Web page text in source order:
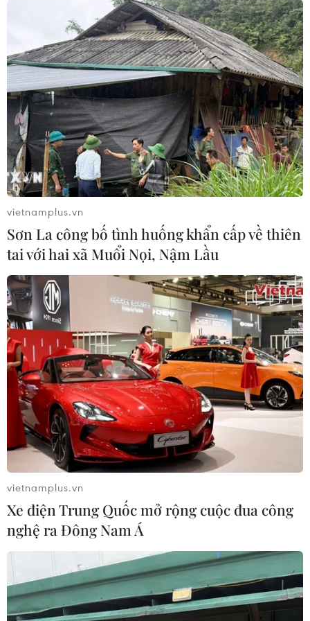
Đức ủng hộ gia hạn phong tỏa
07/02/2021 12:13
Một khảo sát của Viện nghiên cứu dư luận YouGoV thực
hiện cho thấy 37% người dân Đức ủng hộ việc gia hạn
các biện pháp hạn chế sau ngày 14/2, thậm chí 13%
ủng hộ việc thắt chặt hơn nữa.
Anh: Bị phạt 10 năm tù nếu vi phạm quy
định phòng dịch COVID-19
10/02/2021 00:31
Những người cố ý che giấu việc đã từng ở các nước
trong "danh sách đỏ" 10 ngày trước khi đến Anh sẽ phải
đối mặt với án tù lên tới 10 năm.
vietnamplus.vn
Sơn La công bố tình huống khẩn cấp về thiên
tai với hai xã Muổi Nọi, Nậm Lầu
vietnamplus.vn
Xe điện Trung Quốc mở rộng cuộc đua công
nghệ ra Đông Nam Á